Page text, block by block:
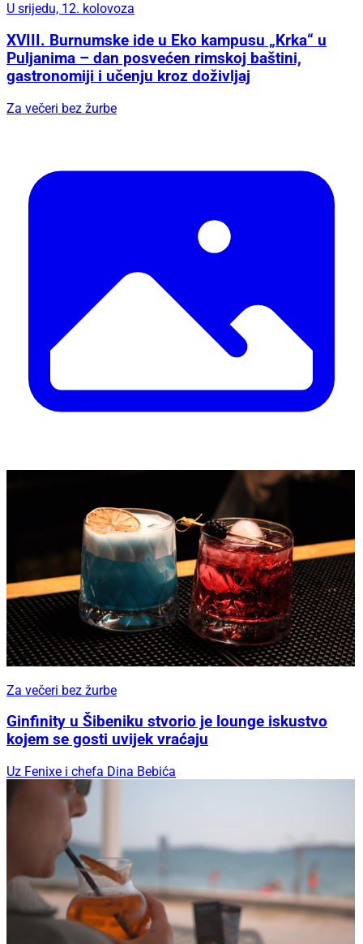
U srijedu, 12. kolovoza
XVIII. Burnumske ide u Eko kampusu „Krka“ u
Puljanima – dan posvećen rimskoj baštini,
gastronomiji i učenju kroz doživljaj
Za večeri bez žurbe
Za večeri bez žurbe
Ginfinity u Šibeniku stvorio je lounge iskustvo
kojem se gosti uvijek vraćaju
Uz Fenixe i chefa Dina Bebića